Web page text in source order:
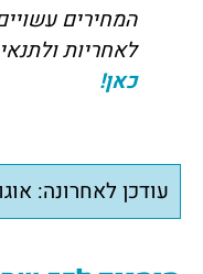
המחירים
לאחריות
כאן!
עודכן לאחרונה: אוגוסט